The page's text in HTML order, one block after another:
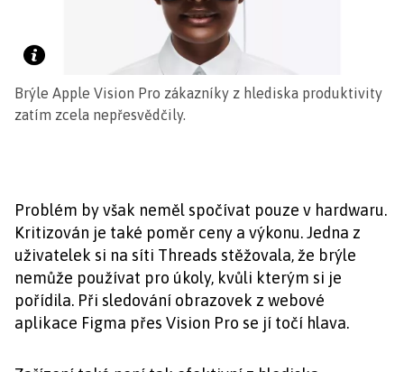
Brýle Apple Vision Pro zákazníky z hlediska produktivity
zatím zcela nepřesvědčily.
Problém by však neměl spočívat pouze v hardwaru.
Kritizován je také poměr ceny a výkonu. Jedna z
uživatelek si na síti Threads stěžovala, že brýle
nemůže používat pro úkoly, kvůli kterým si je
pořídila. Při sledování obrazovek z webové
aplikace Figma přes Vision Pro se jí točí hlava.